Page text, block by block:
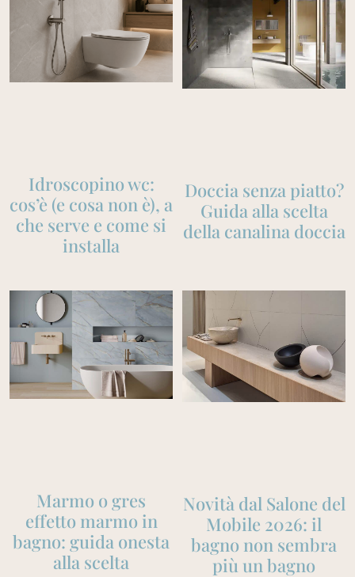
Idroscopino wc:
cos’è (e cosa non è), a
che serve e come si
installa
Doccia senza piatto?
Guida alla scelta
della canalina doccia
Marmo o gres
effetto marmo in
bagno: guida onesta
alla scelta
Novità dal Salone del
Mobile 2026: il
bagno non sembra
più un bagno